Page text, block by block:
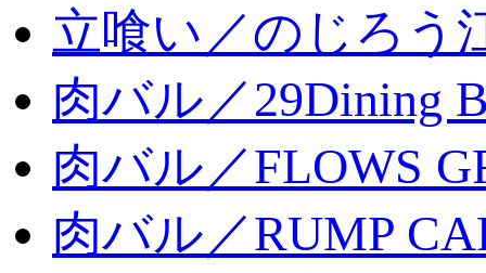
立喰い／のじろう
肉バル／29Dining
肉バル／FLOWS
肉バル／RUMP